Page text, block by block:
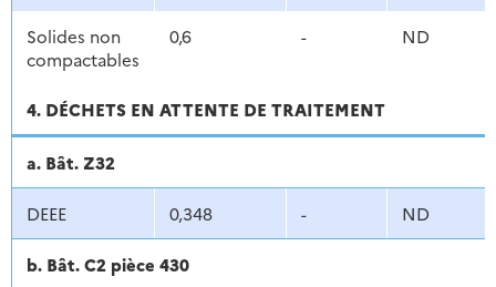
Solides non
compactables
0,6 - ND
4. DÉCHETS EN ATTENTE DE TRAITEMENT
a. Bât. Z32
DEEE 0,348 - ND
b. Bât. C2 pièce 430